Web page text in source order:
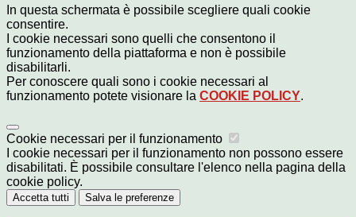
In questa schermata è possibile scegliere quali cookie
consentire.
I cookie necessari sono quelli che consentono il
funzionamento della piattaforma e non è possibile
disabilitarli.
Per conoscere quali sono i cookie necessari al
funzionamento potete visionare la COOKIE POLICY.
Cookie necessari per il funzionamento
I cookie necessari per il funzionamento non possono essere
disabilitati. È possibile consultare l'elenco nella pagina della
cookie policy.
Accetta tutti Salva le preferenze